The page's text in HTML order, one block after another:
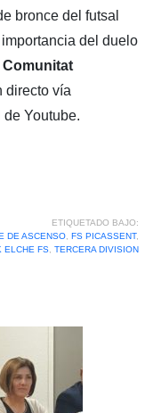
bronce del futsal
del duelo
Comunitat
directo vía
de Youtube.
ETIQUETADO BAJO:
DE ASCENSO, FS PICASSENT,
ELCHE FS, TERCERA DIVISION